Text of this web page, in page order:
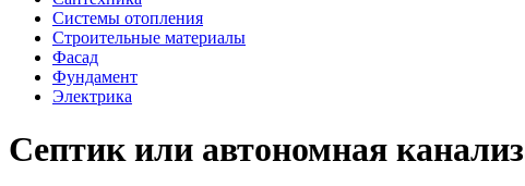
Системы отопления
Строительные материалы
Фасад
Фундамент
Электрика
Септик или автономная